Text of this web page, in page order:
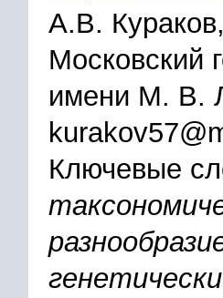
А.В.
Московский
имени М. В.
Ключевые